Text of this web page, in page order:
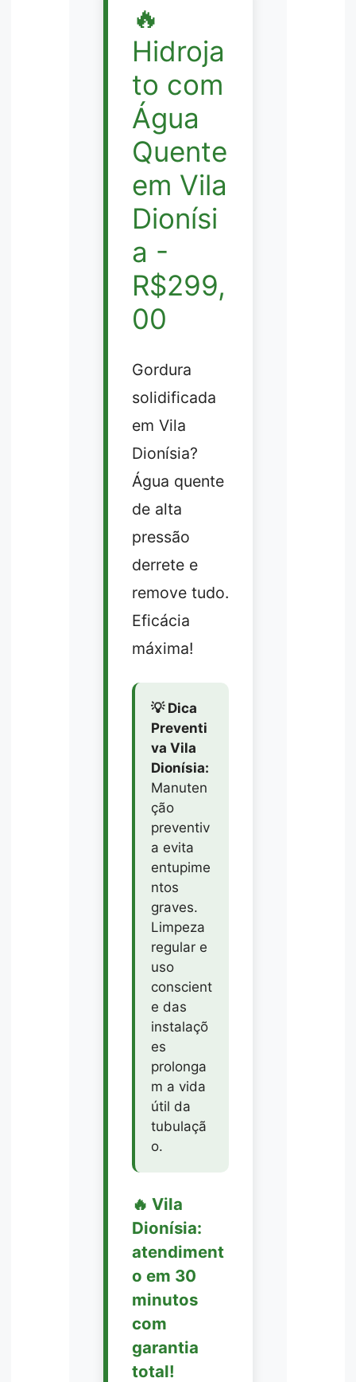
🔥
Hidroja
to com
Água
Quente
em Vila
Dionísi
a -
R$299,
00
Gordura
solidificada
em Vila
Dionísia?
Água quente
de alta
pressão
derrete e
remove tudo.
Eficácia
máxima!
💡 Dica
Preventi
va Vila
Dionísia:
Manuten
ção
preventiv
a evita
entupime
ntos
graves.
Limpeza
regular e
uso
conscient
e das
instalaçõ
es
prolonga
m a vida
útil da
tubulaçã
o.
🔥 Vila
Dionísia:
atendiment
o em 30
minutos
com
garantia
total!